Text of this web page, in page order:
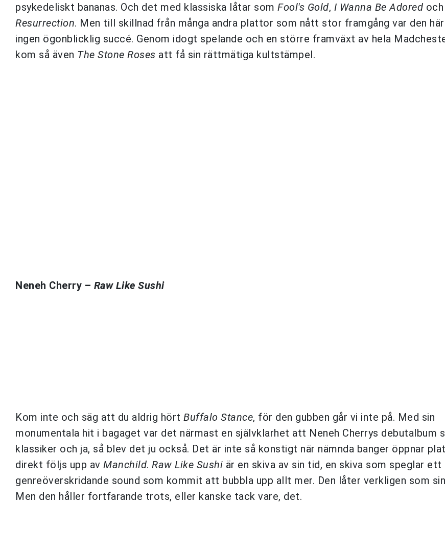
psykedeliskt bananas. Och det med klassiska låtar som Fool's Gold, I Wanna Be Adored och
Resurrection. Men till skillnad från många andra plattor som nått stor framgång var den
ingen ögonblicklig succé. Genom idogt spelande och en större framväxt av hela
kom så även The Stone Roses att få sin rättmätiga kultstämpel.
Neneh Cherry – Raw Like Sushi
Kom inte och säg att du aldrig hört Buffalo Stance, för den gubben går vi inte på. Med sin
monumentala hit i bagaget var det närmast en självklarhet att Neneh Cherrys debutalbum
klassiker och ja, så blev det ju också. Det är inte så konstigt när nämnda banger öppnar
direkt följs upp av Manchild. Raw Like Sushi är en skiva av sin tid, en skiva som speglar ett
genreöverskridande sound som kommit att bubbla upp allt mer. Den låter verkligen som
Men den håller fortfarande trots, eller kanske tack vare, det.